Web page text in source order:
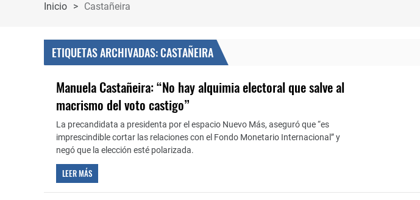
Inicio > Castañeira
ETIQUETAS ARCHIVADAS: CASTAÑEIRA
Manuela Castañeira: “No hay alquimia electoral que salve al
macrismo del voto castigo”
La precandidata a presidenta por el espacio Nuevo Más, aseguró que “es
imprescindible cortar las relaciones con el Fondo Monetario Internacional” y
negó que la elección esté polarizada.
LEER MÁS